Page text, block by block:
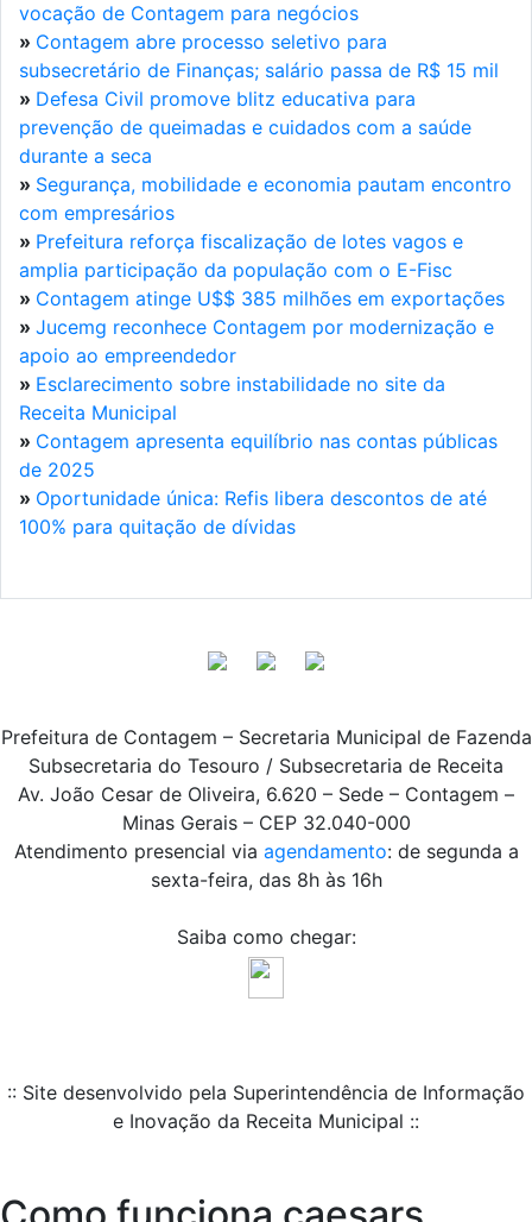
vocação de Contagem para negócios
» Contagem abre processo seletivo para
subsecretário de Finanças; salário passa de R$ 15 mil
» Defesa Civil promove blitz educativa para
prevenção de queimadas e cuidados com a saúde
durante a seca
» Segurança, mobilidade e economia pautam encontro
com empresários
» Prefeitura reforça fiscalização de lotes vagos e
amplia participação da população com o E-Fisc
» Contagem atinge U$$ 385 milhões em exportações
» Jucemg reconhece Contagem por modernização e
apoio ao empreendedor
» Esclarecimento sobre instabilidade no site da
Receita Municipal
» Contagem apresenta equilíbrio nas contas públicas
de 2025
» Oportunidade única: Refis libera descontos de até
100% para quitação de dívidas
Prefeitura de Contagem – Secretaria Municipal de Fazenda
Subsecretaria do Tesouro / Subsecretaria de Receita
Av. João Cesar de Oliveira, 6.620 – Sede – Contagem –
Minas Gerais – CEP 32.040-000
Atendimento presencial via agendamento: de segunda a
sexta-feira, das 8h às 16h
Saiba como chegar:
:: Site desenvolvido pela Superintendência de Informação
e Inovação da Receita Municipal ::